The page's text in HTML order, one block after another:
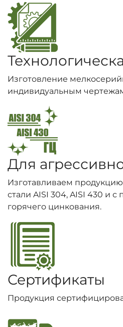
Изготовление
индивидуальным
Для
Изготавливаем
стали AISI 304, AISI 430 и
горячего цинкования.
Сертификаты
Продукция